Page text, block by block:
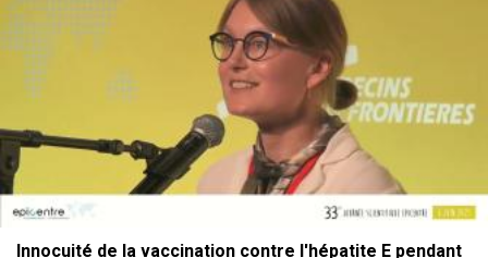
Innocuité de la vaccination contre l'hépatite E pendant